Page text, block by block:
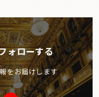
ォローする
をお届けします